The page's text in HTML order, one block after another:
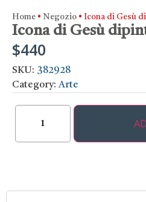
Home • Negozio • Icona di Gesù
Icona di Gesù
$440
SKU: 382928
Category:Arte